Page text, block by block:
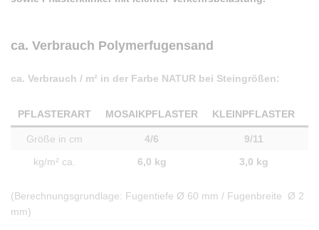
ca. Verbrauch Polymerfugensand
ca. Verbrauch / m² in der Farbe NATUR bei Steingrößen:
PFLASTERART MOSAIKPFLASTER KLEINPFLASTER
Größe in cm 4/6
9/11
kg/m² ca.
6,0 kg 3,0 kg
(Berechnungsgrundlage: Fugentiefe Ø 60 mm / Fugenbreite Ø 2
mm)